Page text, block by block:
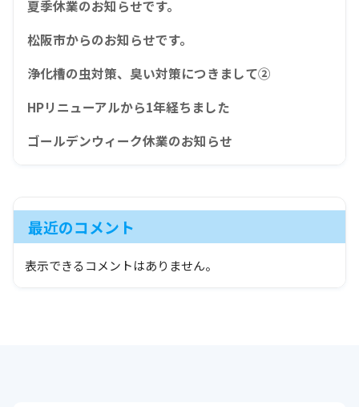
夏季休業のお知らせです。
松阪市からのお知らせです。
浄化槽の虫対策、臭い対策につきまして②
HPリニューアルから1年経ちました
ゴールデンウィーク休業のお知らせ
最近のコメント
表示できるコメントはありません。